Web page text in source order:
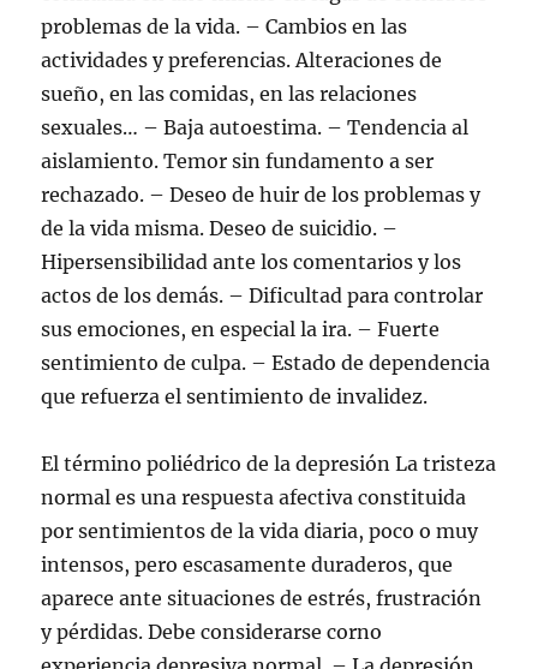
problemas de la vida. – Cambios en las
actividades y preferencias. Alteraciones de
sueño, en las comidas, en las relaciones
sexuales… – Baja autoestima. – Tendencia al
aislamiento. Temor sin fundamento a ser
rechazado. – Deseo de huir de los problemas y
de la vida misma. Deseo de suicidio. –
Hipersensibilidad ante los comentarios y los
actos de los demás. – Dificultad para controlar
sus emociones, en especial la ira. – Fuerte
sentimiento de culpa. – Estado de dependencia
que refuerza el sentimiento de invalidez.
El término poliédrico de la depresión La tristeza
normal es una respuesta afectiva constituida
por sentimientos de la vida diaria, poco o muy
intensos, pero escasamente duraderos, que
aparece ante situaciones de estrés, frustración
y pérdidas. Debe considerarse corno